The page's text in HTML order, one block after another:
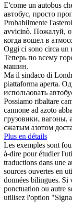
E'come un autobus
автобус, просто
Probabilmente
avvicinò. Пожалуй,
когда вошел в
Oggi ci sono circa un
Теперь по всему
машин.
Ma il sindaco di
piattaforma aperta.
использовать
Possiamo ribaltare
cannone ad azoto
грузовики, вагоны,
сжатым азотом
Plus en détails
Les exemples sont
à-dire pour étudier
traductions dans une
sources ouvertes en
données bilingues. Si
ponctuation ou autre
utilisez l'option